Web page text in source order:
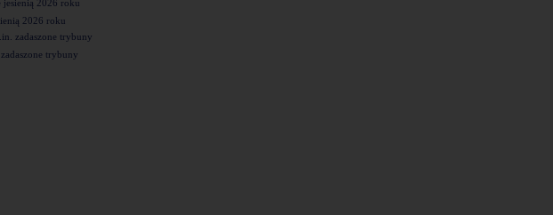
2026 roku
trybuny